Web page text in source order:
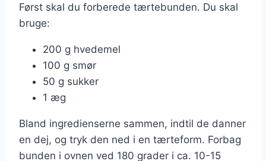
Først skal du forberede tærtebunden. Du skal
bruge:
200 g hvedemel
100 g smør
50 g sukker
1 æg
Bland ingredienserne sammen, indtil de danner
en dej, og tryk den ned i en tærteform. Forbag
bunden i ovnen ved 180 grader i ca. 10-15